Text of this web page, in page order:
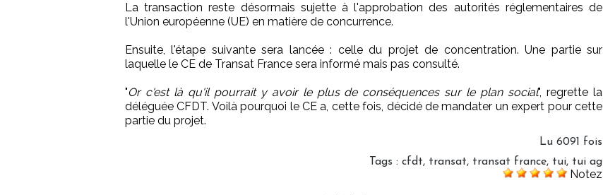
La transaction reste désormais sujette à l'approbation des autorités réglementaires de
l'Union européenne (UE) en matière de concurrence.
Ensuite, l'étape suivante sera lancée : celle du projet de concentration. Une partie sur
laquelle le CE de Transat France sera informé mais pas consulté.
"Or c'est là qu'il pourrait y avoir le plus de conséquences sur le plan social", regrette la
déléguée CFDT. Voilà pourquoi le CE a, cette fois, décidé de mandater un expert pour cette
partie du projet.
Lu 6091 fois
Tags : cfdt, transat, transat france, tui, tui ag
Notez